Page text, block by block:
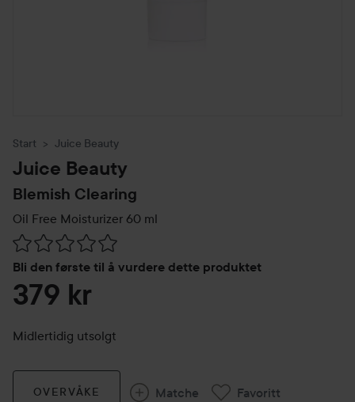
Start Juice Beauty
Juice Beauty
Blemish Clearing
Oil Free Moisturizer 60 ml
Bli den første til å vurdere dette produktet
Gå til Vurderinger & anmeldelser
379 kr
Midlertidig utsolgt
OVERVÅKE Matche Favoritt